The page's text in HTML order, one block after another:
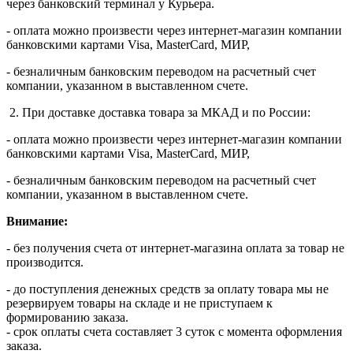
через банковский терминал у Курьера.
- оплата можно произвести через интернет-магазин компании
банковскими картами Visa, MasterСard, МИР,
- безналичным банковским переводом на расчетный счет
компании, указанном в выставленном счете.
2. При доставке доставка товара за МКАД и по России:
- оплата можно произвести через интернет-магазин компании
банковскими картами Visa, MasterСard, МИР,
- безналичным банковским переводом на расчетный счет
компании, указанном в выставленном счете.
Внимание:
- без получения счета от интернет-магазина оплата за товар не
производится.
- до поступления денежных средств за оплату товара мы не
резервируем товары на складе и не приступаем к
формированию заказа.
- срок оплаты счета составляет 3 суток с момента оформления
заказа.